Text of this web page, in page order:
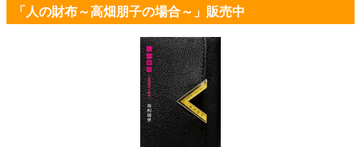
「人の財布～高畑朋子の場合～」販売中